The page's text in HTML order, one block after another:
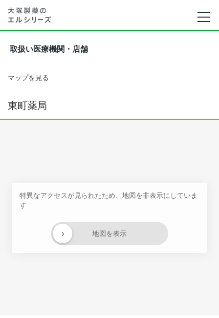
取扱い医療機関・店舗
マップを見る
東町薬局
特異なアクセスが見られたため、地図を非表示にしていま
す
地図を表示
›